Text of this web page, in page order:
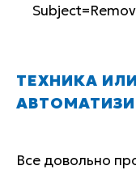
ТЕХНИКА
Все довольно